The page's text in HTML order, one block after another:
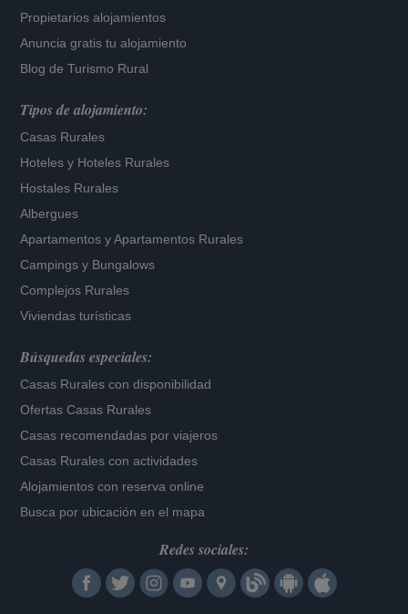
Propietarios alojamientos
Anuncia gratis tu alojamiento
Blog de Turismo Rural
Tipos de alojamiento:
Casas Rurales
Hoteles y Hoteles Rurales
Hostales Rurales
Albergues
Apartamentos yApartamentos Rurales
Campings y Bungalows
Complejos Rurales
Viviendas turísticas
Búsquedas especiales:
Casas Rurales con disponibilidad
Ofertas Casas Rurales
Casas recomendadas por viajeros
Casas Rurales con actividades
Alojamientos con reserva online
Busca por ubicación en el mapa
Redes sociales: